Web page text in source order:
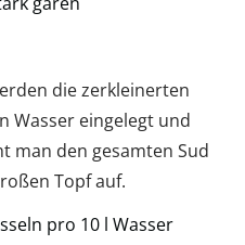
die zerkleinerten
Wasser eingelegt und
man den gesamten Sud
Topf auf.
pro 10 l Wasser